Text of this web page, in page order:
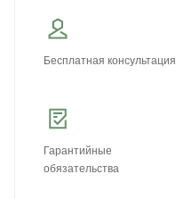
Бесплатная консультация
Гарантийные
обязательства